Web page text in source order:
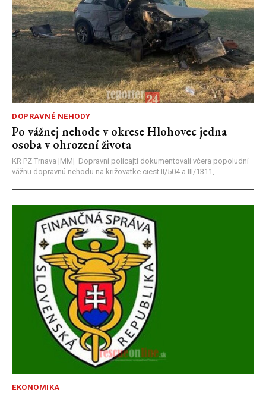
DOPRAVNÉ NEHODY
Po vážnej nehode v okrese Hlohovec jedna
osoba v ohrození života
KR PZ Trnava |MM| Dopravní policajti dokumentovali včera popoludní
vážnu dopravnú nehodu na križovatke ciest II/504 a III/1311,...
EKONOMIKA